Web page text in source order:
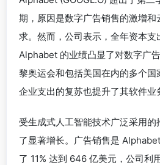
期，原因是数字广告销售的激增
求。然而，公司表示，全年资本支
Alphabet 的业绩凸显了对数字广
黎奥运会和包括美国在内的多个国
企业支出的复苏也提升了其软件业
受生成式人工智能技术广泛采用
了显著增长。广告销售是
了 11% 达到 646 亿美元，公司利